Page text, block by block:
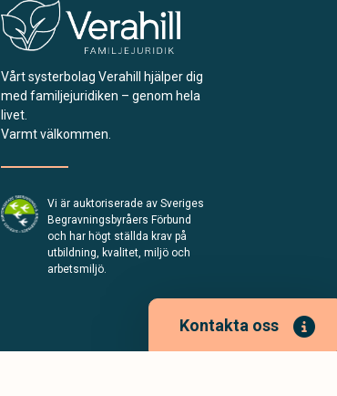
Kontakta oss
Vårt systerbolag Verahill hjälper dig
med familjejuridiken – genom hela
livet.
Varmt välkommen.
Vi är auktoriserade av Sveriges
Begravningsbyråers Förbund
och har högt ställda krav på
utbildning, kvalitet, miljö och
arbetsmiljö.